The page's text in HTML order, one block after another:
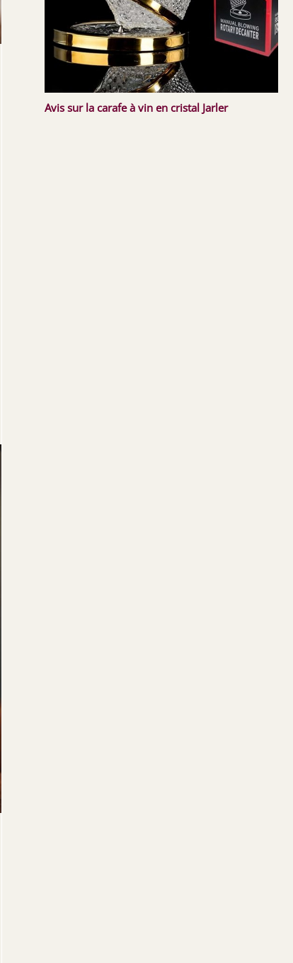
Avis sur la carafe à vin en cristal Jarler